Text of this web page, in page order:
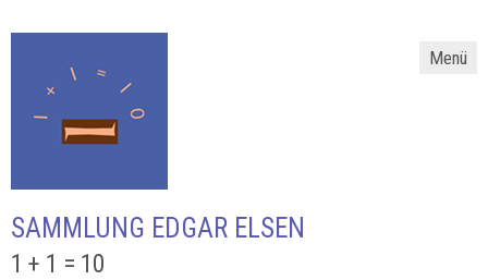
Menü
SAMMLUNG EDGAR ELSEN
1 + 1 = 10